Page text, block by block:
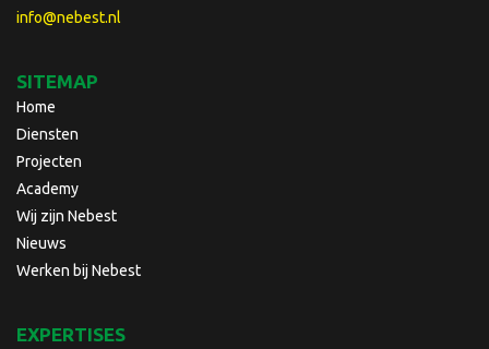
info@nebest.nl
SITEMAP
Home
Diensten
Projecten
Academy
Wij zijn Nebest
Nieuws
Werken bij Nebest
EXPERTISES